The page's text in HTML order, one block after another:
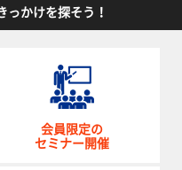
っかけを探そう！
会員限定の
セミナー開催